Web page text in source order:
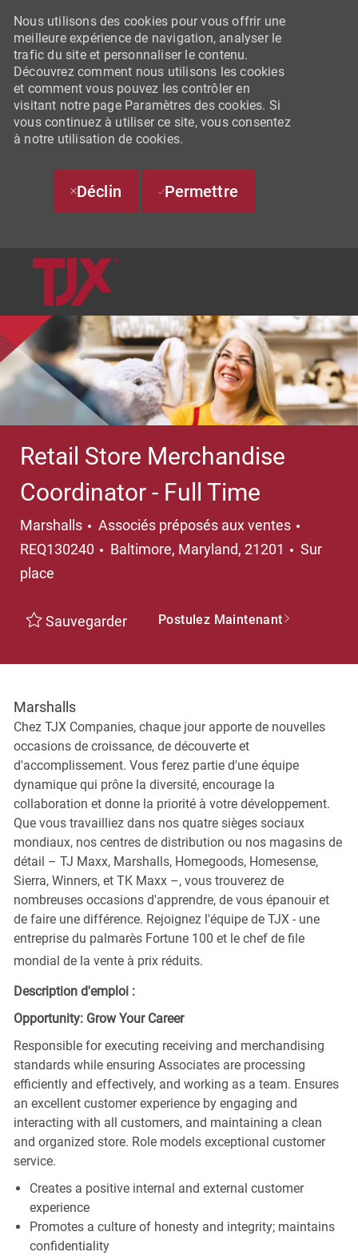
SKIP TO MAIN CONTENT
Nous utilisons des cookies pour vous offrir une
meilleure expérience de navigation, analyser le
trafic du site et personnaliser le contenu.
Découvrez comment nous utilisons les cookies
et comment vous pouvez les contrôler en
visitant notre page Paramètres des cookies. Si
vous continuez à utiliser ce site, vous consentez
à notre utilisation de cookies.
Déclin Permettre
Retail Store Merchandise
Coordinator - Full Time
Marshalls Catégorie
Associés préposés aux ventes
REQ130240
Emplacement
Baltimore, Maryland, 21201
Sur
place
Sauvegarder Postulez Maintenant
Marshalls
Chez TJX Companies, chaque jour apporte de nouvelles
occasions de croissance, de découverte et
d'accomplissement. Vous ferez partie d'une équipe
dynamique qui prône la diversité, encourage la
collaboration et donne la priorité à votre développement.
Que vous travailliez dans nos quatre sièges sociaux
mondiaux, nos centres de distribution ou nos magasins de
détail – TJ Maxx, Marshalls, Homegoods, Homesense,
Sierra, Winners, et TK Maxx –, vous trouverez de
nombreuses occasions d'apprendre, de vous épanouir et
de faire une différence. Rejoignez l'équipe de TJX - une
entreprise du palmarès Fortune 100 et le chef de file
mondial de la vente à prix réduits.
Description d'emploi :
Opportunity: Grow Your Career
Responsible for executing receiving and merchandising
standards while ensuring Associates are processing
efficiently and effectively, and working as a team. Ensures
an excellent customer experience by engaging and
interacting with all customers, and maintaining a clean
and organized store. Role models exceptional customer
service.
Creates a positive internal and external customer
experience
Promotes a culture of honesty and integrity; maintains
confidentiality